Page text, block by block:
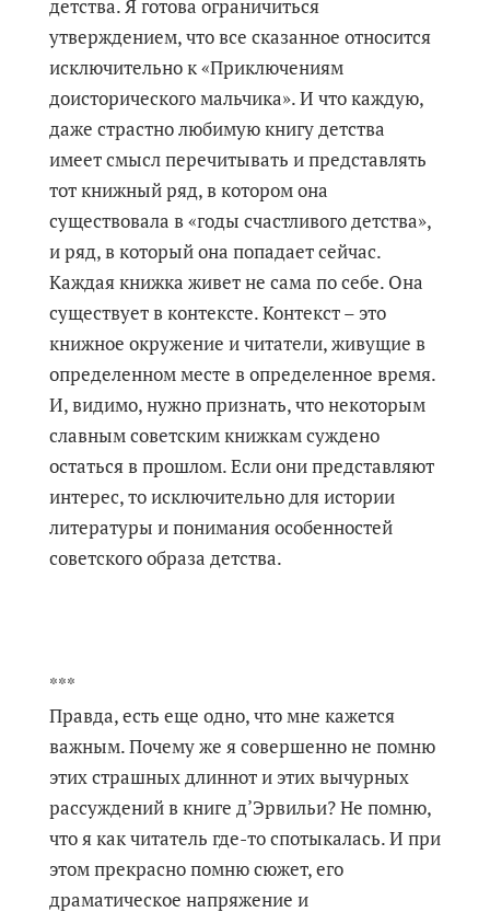
детства. Я готова ограничиться
утверждением, что все сказанное относится
исключительно к «Приключениям
доисторического мальчика». И что каждую,
даже страстно любимую книгу детства
имеет смысл перечитывать и представлять
тот книжный ряд, в котором она
существовала в «годы счастливого детства»,
и ряд, в который она попадает сейчас.
Каждая книжка живет не сама по себе. Она
существует в контексте. Контекст – это
книжное окружение и читатели, живущие в
определенном месте в определенное время.
И, видимо, нужно признать, что некоторым
славным советским книжкам суждено
остаться в прошлом. Если они представляют
интерес, то исключительно для истории
литературы и понимания особенностей
советского образа детства.
***
Правда, есть еще одно, что мне кажется
важным. Почему же я совершенно не помню
этих страшных длиннот и этих вычурных
рассуждений в книге д’Эрвильи? Не помню,
что я как читатель где-то спотыкалась. И при
этом прекрасно помню сюжет, его
драматическое напряжение и